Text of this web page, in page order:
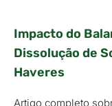
Impacto do
Dissolução de
Haveres
Artigo completo